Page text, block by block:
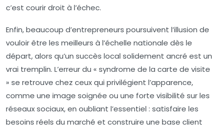
c’est courir droit à l’échec.
Enfin, beaucoup d’entrepreneurs poursuivent l’illusion de
vouloir être les meilleurs à l’échelle nationale dès le
départ, alors qu’un succès local solidement ancré est un
vrai tremplin. L’erreur du « syndrome de la carte de visite
» se retrouve chez ceux qui privilégient l’apparence,
comme une image soignée ou une forte visibilité sur les
réseaux sociaux, en oubliant l’essentiel : satisfaire les
besoins réels du marché et construire une base client